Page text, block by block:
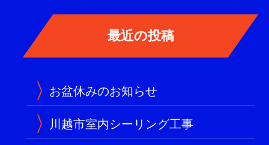
お盆休みのお知らせ
川越市室内シーリング工事